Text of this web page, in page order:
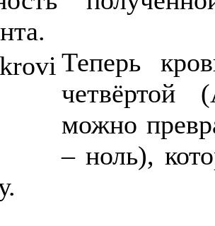
Теперь
четвёртой
можно
– ноль),